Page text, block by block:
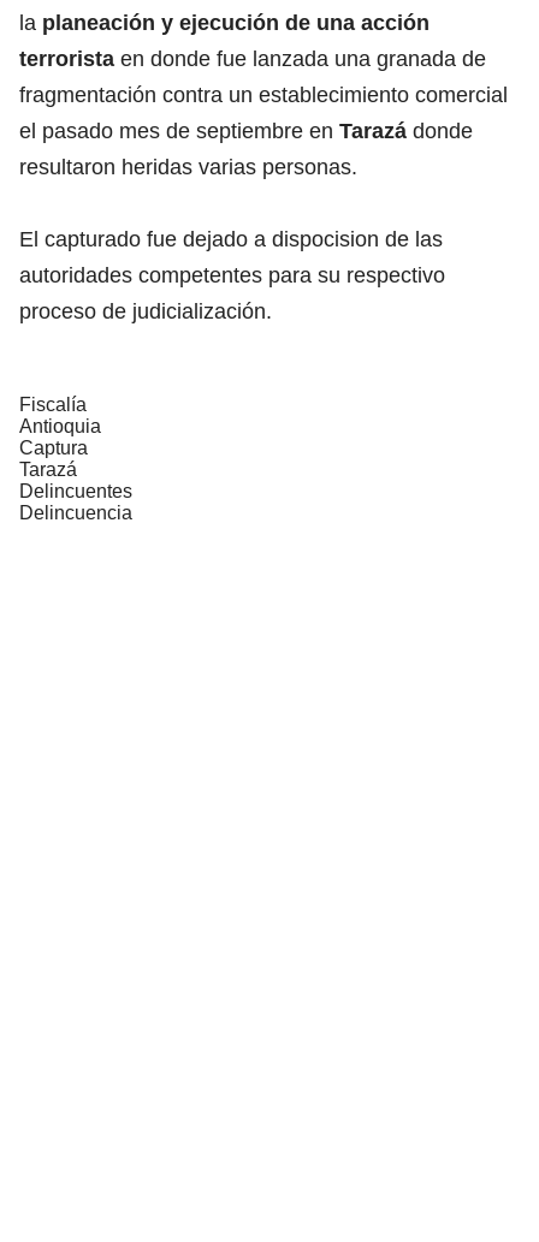
la planeación y ejecución de una acción
terrorista en donde fue lanzada una granada de
fragmentación contra un establecimiento comercial
el pasado mes de septiembre en Tarazá donde
resultaron heridas varias personas.
El capturado fue dejado a dispocision de las
autoridades competentes para su respectivo
proceso de judicialización.
Fiscalía
Antioquia
Captura
Tarazá
Delincuentes
Delincuencia